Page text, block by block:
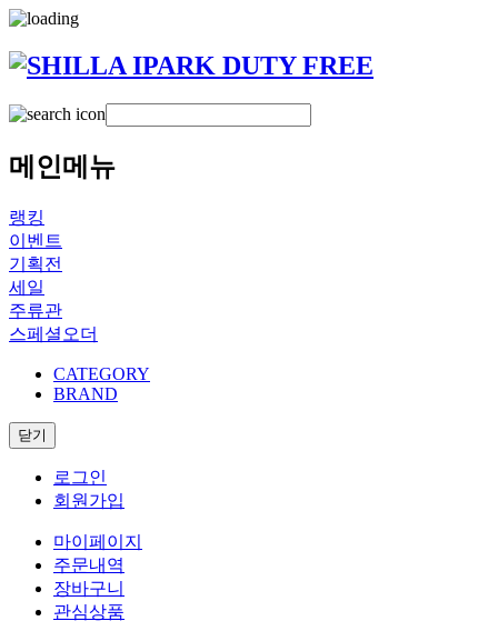
메인메뉴
랭킹
이벤트
기획전
세일
주류관
스페셜오더
CATEGORY
BRAND
닫기
로그인
회원가입
마이페이지
주문내역
장바구니
관심상품